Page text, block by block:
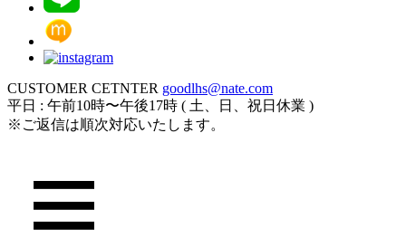
CUSTOMER CETNTER goodlhs@nate.com
平日 : 午前10時〜午後17時 ( 土、日、祝日休業 )
※ご返信は順次対応いたします。